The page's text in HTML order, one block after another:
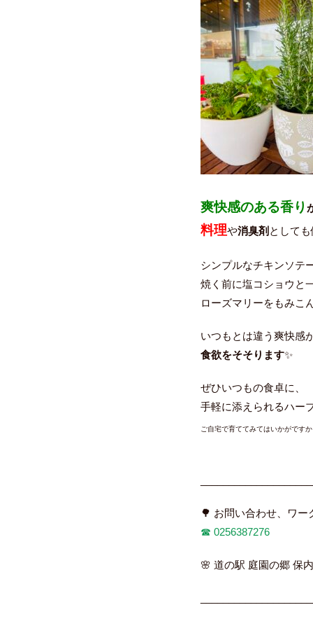
爽快感のある香り
料理や消臭剤 として
シンプルなチキンソテ
焼く前に塩コショウと
ローズマリーをもみこ
いつもとは違う爽快感
食欲をそそります✨
ぜひいつもの食卓に、
手軽に添えられるハーブ
ご自宅で育ててみてはいかがですか
🌳 お問い合わせ、ワー
☎︎ 0256387276
🌸 道の駅 庭園の郷 保